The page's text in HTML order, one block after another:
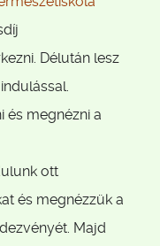
Délután lesz
és megnézni a
ott
és megnézzük a
Majd